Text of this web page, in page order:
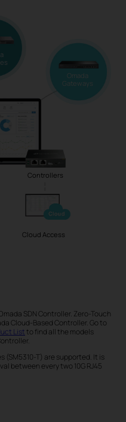
Omada
Gateways
Controllers
Cloud Access
SDN Controller. Zero-Touch
Cloud-Based Controller. Go to
List to find all the models
(SM5310-T) are supported. It is
between every two 10G RJ45